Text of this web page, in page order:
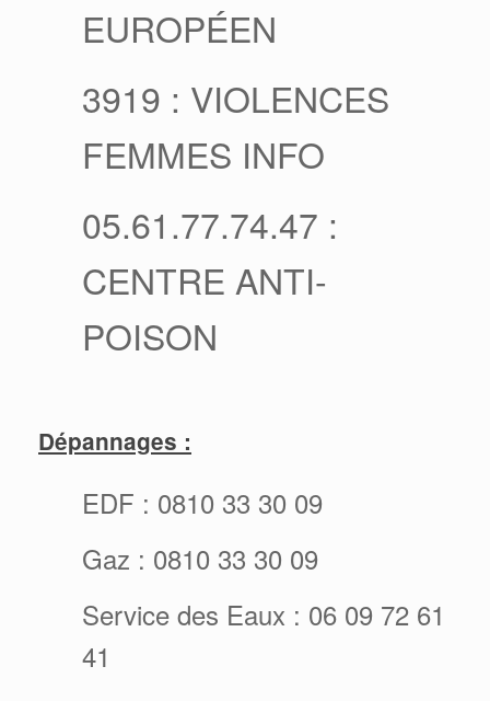
EUROPÉEN
3919 : VIOLENCES
FEMMES INFO
05.61.77.74.47 :
CENTRE ANTI-
POISON
Dépannages :
EDF : 0810 33 30 09
Gaz : 0810 33 30 09
Service des Eaux : 06 09 72 61
41